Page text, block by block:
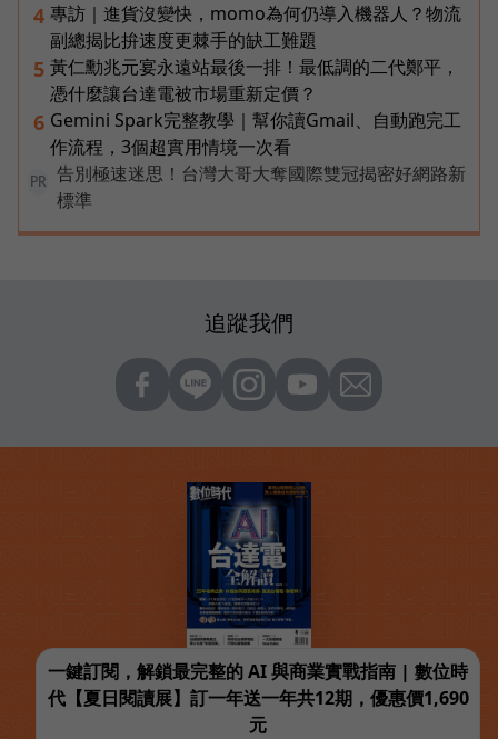
4 專訪｜進貨沒變快，momo為何仍導入機器人？物流
副總揭比拚速度更棘手的缺工難題
5 黃仁勳兆元宴永遠站最後一排！最低調的二代鄭平，
憑什麼讓台達電被市場重新定價？
6 Gemini Spark完整教學｜幫你讀Gmail、自動跑完工
作流程，3個超實用情境一次看
PR
告別極速迷思！台灣大哥大奪國際雙冠揭密好網路新
標準
追蹤我們
一鍵訂閱，解鎖最完整的 AI 與商業實戰指南 | 數位時
代【夏日閱讀展】訂一年送一年共12期，優惠價1,690
元